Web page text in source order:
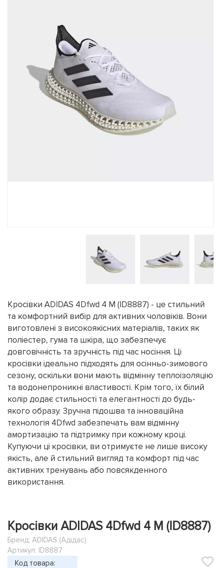
Кросівки ADIDAS 4Dfwd 4 M (ID8887) - це стильний
та комфортний вибір для активних чоловіків. Вони
виготовлені з високоякісних матеріалів, таких як
поліестер, гума та шкіра, що забезпечує
довговічність та зручність під час носіння. Ці
кросівки ідеально підходять для осінньо-зимового
сезону, оскільки вони мають відмінну теплоізоляцію
та водонепроникні властивості. Крім того, їх білий
колір додає стильності та елегантності до будь-
якого образу. Зручна підошва та інноваційна
технологія 4Dfwd забезпечать вам відмінну
амортизацію та підтримку при кожному кроці.
Купуючи ці кросівки, ви отримуєте не лише високу
якість, але й стильний вигляд та комфорт під час
активних тренувань або повсякденного
використання.
Кросівки ADIDAS 4Dfwd 4 M (ID8887)
Бренд: ADIDAS (Адідас)
Артикул: ID8887
Код товара: